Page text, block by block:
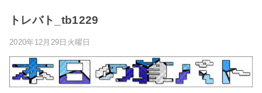
トレバト_tb1229
2020年12月29日火曜日